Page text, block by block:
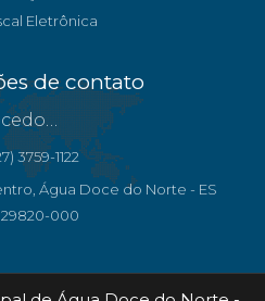
Eletrônica
de contato
3759-1122
Água Doce do Norte - ES
29820-000